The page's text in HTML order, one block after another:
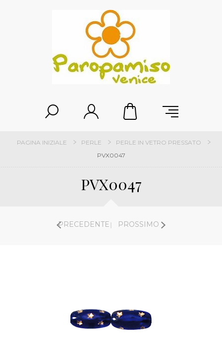
PAGINA INIZIALE PERLE
PERLE IN VETRO PRESSATO
PVX0047
PVX0047
PRECEDENTE PROSSIMO